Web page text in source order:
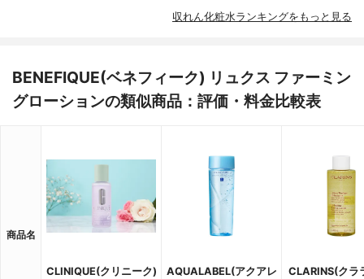
収れん化粧水ランキングをもっと見る
BENEFIQUE(ベネフィーク) リュクス ファーミン
グローションの類似商品：評価・料金比較表
商品名
CLINIQUE(クリニーク)
AQUALABEL(アクアレ
CLARINS(クラ